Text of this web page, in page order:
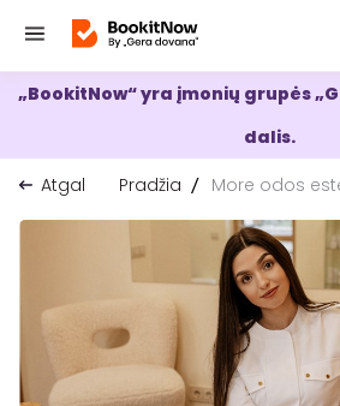
„BookitNow“ yra įmonių grupės
dalis.
Atgal
Pradžia More odos